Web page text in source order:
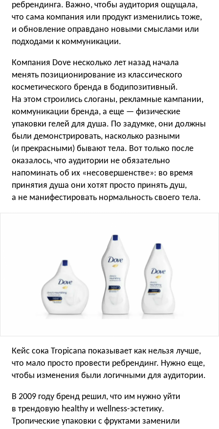
ребрендинга. Важно, чтобы аудитория ощущала,
что сама компания или продукт изменились тоже,
и обновление оправдано новыми смыслами или
подходами к коммуникации.
Компания Dove несколько лет назад начала
менять позиционирование из классического
косметического бренда в бодипозитивный.
На этом строились слоганы, рекламные кампании,
коммуникации бренда, а еще — физические
упаковки гелей для душа. По задумке, они должны
были демонстрировать, насколько разными
(и прекрасными) бывают тела. Вот только после
оказалось, что аудитории не обязательно
напоминать об их «несовершенстве»: во время
принятия душа они хотят просто принять душ,
а не манифестировать нормальность своего тела.
Кейс сока Tropicana показывает как нельзя лучше,
что мало просто провести ребрендинг. Нужно еще,
чтобы изменения были логичными для аудитории.
В 2009 году бренд решил, что им нужно уйти
в трендовую healthy и wellness-эстетику.
Тропические упаковки с фруктами заменили